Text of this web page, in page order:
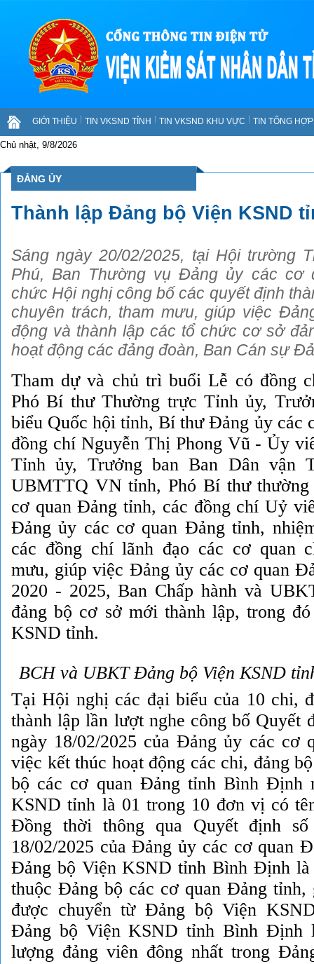
GIỚI THIỆU TIN VKSND TỈNH TIN VKSND KHU VỰC TIN TỔNG
Chủ nhật, 9/8/2026
ĐẢNG ỦY
Thành lập Đảng bộ Viện KSND
Sáng ngày 20/02/2025, tại Hội trường
Phú, Ban Thường vụ Đảng ủy các cơ
chức Hội nghị công bố các quyết định
chuyên trách, tham mưu, giúp việc
động và thành lập các tổ chức cơ sở
hoạt động các đảng đoàn, Ban Cán sự
Tham dựvà chủ trìbuổi Lễ có đồng
Phó Bí thư Thường trực Tỉnh ủy,
biểu Quốc hội tỉnh, Bí thư Đảng ủy các
đồng chí Nguyễn Thị Phong Vũ - Ủy
Tỉnh ủy, Trưởng ban Ban Dân vận
UBMTTQ VN tỉnh, Phó Bí thư
cơ quan Đảng tỉnh, các đồng chí Uỷ
Đảng ủy các cơ quan Đảng tỉnh,
các đồng chí lãnh đạo các cơ quan
mưu, giúp việc Đảng ủy các cơ quan
2020 - 2025, Ban Chấp hành và
đảng bộ cơ sở mới thành lập, trong
KSND tỉnh.
BCH và UBKT Đảng bộ Viện KSND
Tại Hội nghị các đại biểu của 10 chi,
thành lập lần lượt nghe công bố
ngày 18/02/2025 của Đảng ủy các cơ
việc kết thúc hoạt động các chi, đảng
bộ các cơ quan Đảng tỉnh Bình Định
KSND tỉnh là 01 trong 10 đơn vị có
Đồng thời thông qua Quyết định
18/02/2025 của Đảng ủy các cơ quan
Đảng bộ Viện KSND tỉnh Bình Định là
thuộc Đảng bộ các cơ quan Đảng tỉnh,
được chuyển từ Đảng bộ Viện
Đảng bộ Viện KSND tỉnh Bình Định
lượng đảng viên đông nhất trong